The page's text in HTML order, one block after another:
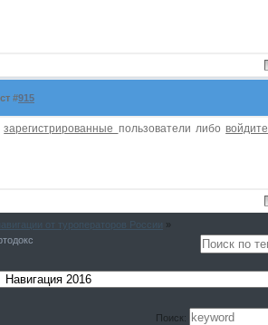
#915
зарегистрированные пользователи либовойдите
от туроператоров России »
Поиск: